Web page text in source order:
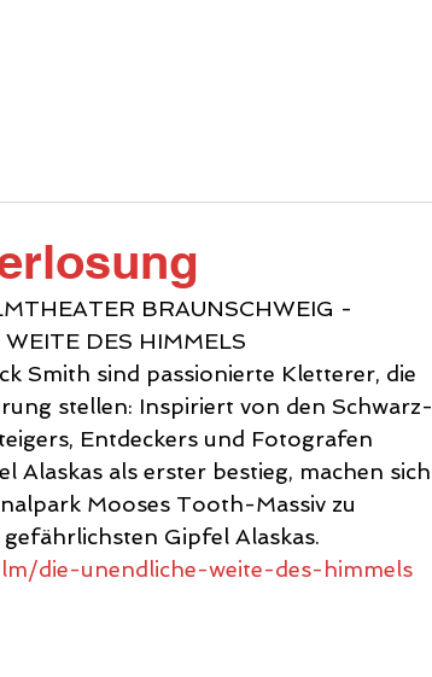
BRAUNSCHWEIG -
DES HIMMELS
Smith sind passionierte Kletterer, die
stellen: Inspiriert von den Schwarz-
Entdeckers und Fotografen
als erster bestieg, machen sich
Mooses Tooth-Massiv zu
Gipfel Alaskas.
die-unendliche-weite-des-himmels